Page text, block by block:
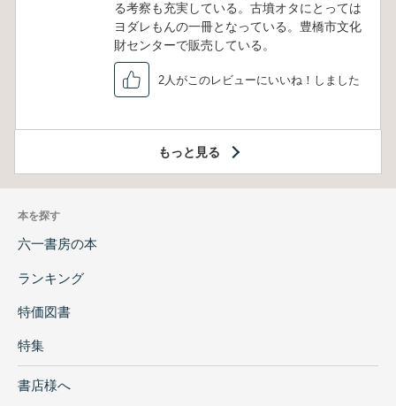
る考察も充実している。古墳オタにとっては
ヨダレもんの一冊となっている。豊橋市文化
財センターで販売している。
2人がこのレビューにいいね！しました
もっと見る
本を探す
六一書房の本
ランキング
特価図書
特集
書店様へ